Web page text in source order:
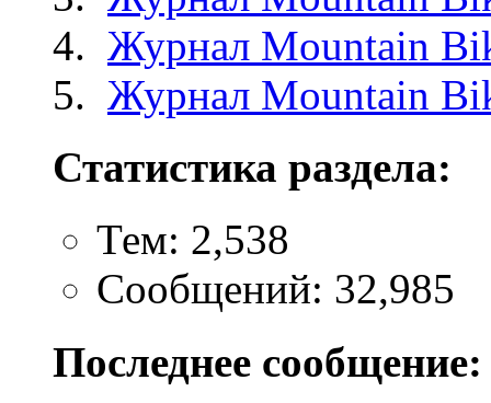
Журнал Mountain
Журнал Mountain
Статистика раздела:
Тем: 2,538
Сообщений: 32,985
Последнее сообщение: